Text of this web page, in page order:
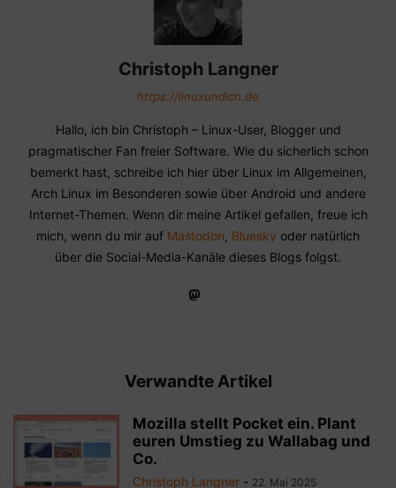
Christoph Langner
https://linuxundich.de
Hallo, ich bin Christoph – Linux-User, Blogger und
pragmatischer Fan freier Software. Wie du sicherlich schon
bemerkt hast, schreibe ich hier über Linux im Allgemeinen,
Arch Linux im Besonderen sowie über Android und andere
Internet-Themen. Wenn dir meine Artikel gefallen, freue ich
mich, wenn du mir auf Mastodon Bluesky oder natürlich
über die Social-Media-Kanäle dieses Blogs folgst.
Verwandte Artikel
Mozilla stellt Pocket ein. Plant
euren Umstieg zu Wallabag und
Co.
Christoph Langner - 22. Mai 2025